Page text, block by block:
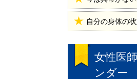
自分の身体の
女性医
ンダー